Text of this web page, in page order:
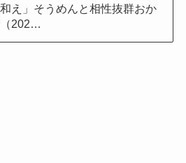
え」そうめんと相性抜群おか
202…